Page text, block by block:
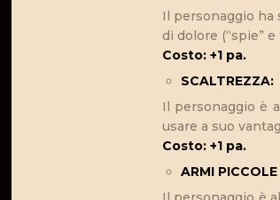
Il personaggio ha
di dolore (“spie” e
Costo: +1 pa.
SCALTREZZA:
Il personaggio è
usare a suo
Costo: +1 pa.
ARMI